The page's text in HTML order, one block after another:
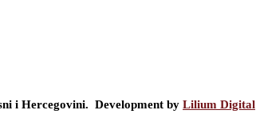
i Hercegovini. Development by Lilium Digital